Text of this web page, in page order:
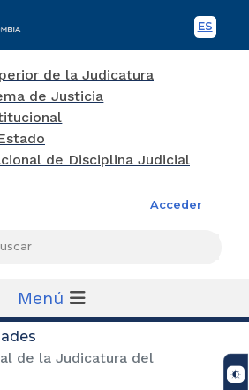
ES
Acceder
Menú
de la Judicatura del